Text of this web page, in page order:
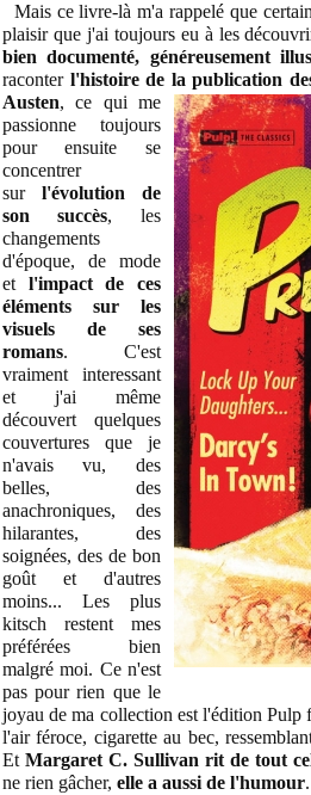
Mais ce livre-là m'a rappelé que
plaisir que j'ai toujours eu à les
bien documenté, généreusement
raconter l'histoire de la publication
Austen, ce qui me
passionne toujours
pour ensuite se
concentrer
sur l'évolution de
son succès, les
changements
d'époque, de mode
et l'impact de ces
éléments sur les
visuels de ses
romans. C'est
vraiment interessant
et j'ai même
découvert quelques
couvertures que je
n'avais vu, des
belles, des
anachroniques, des
hilarantes, des
soignées, des de bon
goût et d'autres
moins... Les plus
kitsch restent mes
préférées bien
malgré moi. Ce n'est
pas pour rien que le
joyau de ma collection est l'édition Pulp
l'air féroce, cigarette au bec,
Et Margaret C. Sullivan rit de tout
ne rien gâcher, elle a aussi de l'humour.